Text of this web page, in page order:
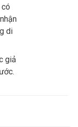
di
giả